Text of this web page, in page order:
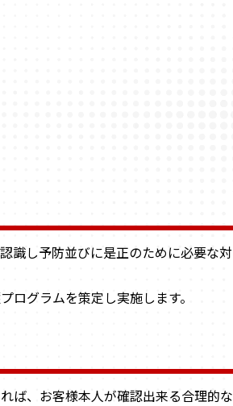
識し予防並びに是正のために必要な対
グラムを策定し実施します。
ば、お客様本人が確認出来る合理的な